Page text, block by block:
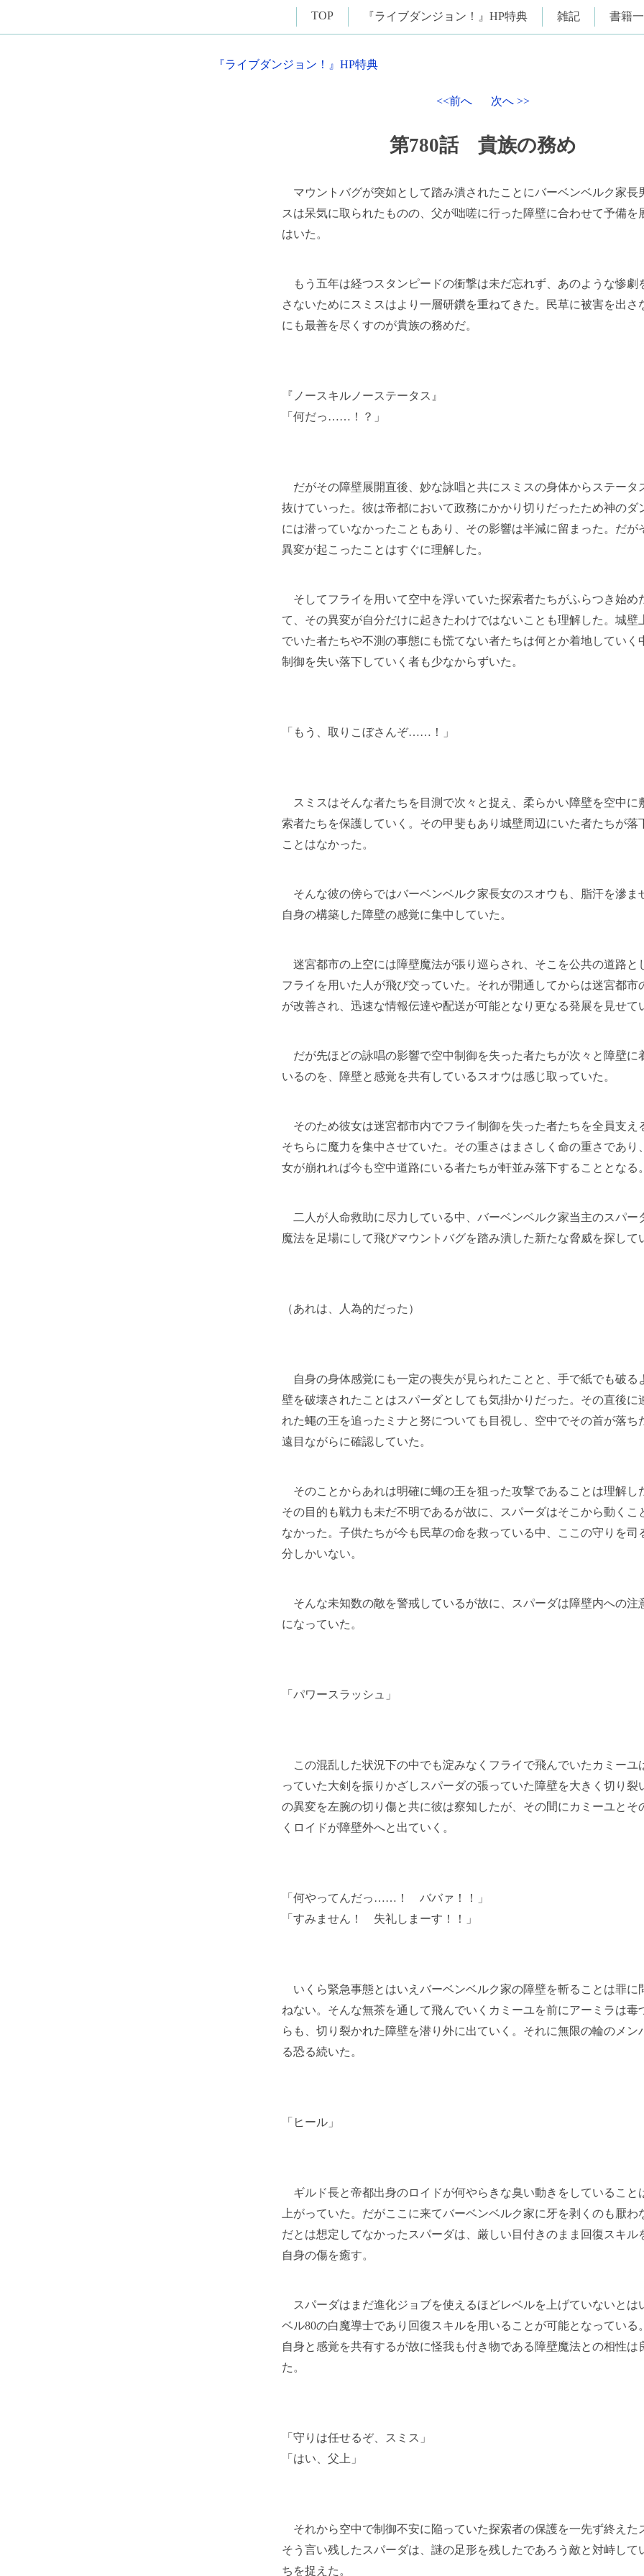
TOP 『ライブダンジョン！』HP特典 雑記 書籍
『ライブダンジョン！』HP特典
<<前へ 次へ >>
第780話 貴族の務め
マウントバグが突如として踏み潰されたことにバーベンベルク家長
スは呆気に取られたものの、父が咄嗟に行った障壁に合わせて予備を
はいた。
もう五年は経つスタンピードの衝撃は未だ忘れず、あのような惨劇
さないためにスミスはより一層研鑽を重ねてきた。民草に被害を出さ
にも最善を尽くすのが貴族の務めだ。
『ノースキルノーステータス』
「何だっ……！？」
だがその障壁展開直後、妙な詠唱と共にスミスの身体からステータ
抜けていった。彼は帝都において政務にかかり切りだったため神のダ
には潜っていなかったこともあり、その影響は半減に留まった。だが
異変が起こったことはすぐに理解した。
そしてフライを用いて空中を浮いていた探索者たちがふらつき始め
て、その異変が自分だけに起きたわけではないことも理解した。城壁
でいた者たちや不測の事態にも慌てない者たちは何とか着地していく
制御を失い落下していく者も少なからずいた。
「もう、取りこぼさんぞ……！」
スミスはそんな者たちを目測で次々と捉え、柔らかい障壁を空中に
索者たちを保護していく。その甲斐もあり城壁周辺にいた者たちが落
ことはなかった。
そんな彼の傍らではバーベンベルク家長女のスオウも、脂汗を滲ま
自身の構築した障壁の感覚に集中していた。
迷宮都市の上空には障壁魔法が張り巡らされ、そこを公共の道路と
フライを用いた人が飛び交っていた。それが開通してからは迷宮都市
が改善され、迅速な情報伝達や配送が可能となり更なる発展を見せて
だが先ほどの詠唱の影響で空中制御を失った者たちが次々と障壁に
いるのを、障壁と感覚を共有しているスオウは感じ取っていた。
そのため彼女は迷宮都市内でフライ制御を失った者たちを全員支え
そちらに魔力を集中させていた。その重さはまさしく命の重さであり
女が崩れれば今も空中道路にいる者たちが軒並み落下することとなる。
二人が人命救助に尽力している中、バーベンベルク家当主のスパー
魔法を足場にして飛びマウントバグを踏み潰した新たな脅威を探して
（あれは、人為的だった）
自身の身体感覚にも一定の喪失が見られたことと、手で紙でも破る
壁を破壊されたことはスパーダとしても気掛かりだった。その直後に
れた蠅の王を追ったミナと努についても目視し、空中でその首が落ち
遠目ながらに確認していた。
そのことからあれは明確に蠅の王を狙った攻撃であることは理解し
その目的も戦力も未だ不明であるが故に、スパーダはそこから動くこ
なかった。子供たちが今も民草の命を救っている中、ここの守りを司
分しかいない。
そんな未知数の敵を警戒しているが故に、スパーダは障壁内への注
になっていた。
「パワースラッシュ」
この混乱した状況下の中でも淀みなくフライで飛んでいたカミーユ
っていた大剣を振りかざしスパーダの張っていた障壁を大きく切り裂
の異変を左腕の切り傷と共に彼は察知したが、その間にカミーユとそ
くロイドが障壁外へと出ていく。
「何やってんだっ……！ ババァ！！」
「すみません！ 失礼しまーす！！」
いくら緊急事態とはいえバーベンベルク家の障壁を斬ることは罪に
ねない。そんな無茶を通して飛んでいくカミーユを前にアーミラは毒
らも、切り裂かれた障壁を潜り外に出ていく。それに無限の輪のメン
る恐る続いた。
「ヒール」
ギルド長と帝都出身のロイドが何やらきな臭い動きをしていること
上がっていた。だがここに来てバーベンベルク家に牙を剥くのも厭わ
だとは想定してなかったスパーダは、厳しい目付きのまま回復スキル
自身の傷を癒す。
スパーダはまだ進化ジョブを使えるほどレベルを上げていないとは
ベル80の白魔導士であり回復スキルを用いることが可能となっている
自身と感覚を共有するが故に怪我も付き物である障壁魔法との相性は
た。
「守りは任せるぞ、スミス」
「はい、父上」
それから空中で制御不安に陥っていた探索者の保護を一先ず終えた
そう言い残したスパーダは、謎の足形を残したであろう敵と対峙して
ちを捉えた。